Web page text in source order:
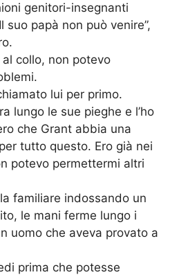
genitori-insegnanti
suo papà non può venire”,
collo, non potevo
lui per primo.
lungo le sue pieghe e l’ho
che Grant abbia una
tutto questo. Ero già nei
potevo permettermi altri
familiare indossando un
le mani ferme lungo i
uomo che aveva provato a
prima che potesse